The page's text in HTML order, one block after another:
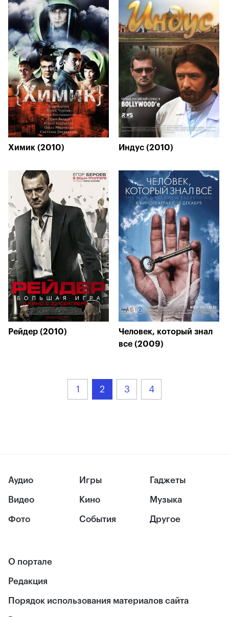
Химик (2010) Индус (2010)
Рейдер (2010)
Человек, который знал
все (2009)
1 2 3 4
Аудио
Видео
Фото
Игры
Кино
События
Гаджеты
Музыка
Другое
О портале
Редакция
Порядок использования материалов сайта